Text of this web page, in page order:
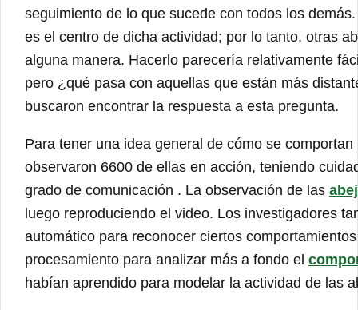
seguimiento de lo que sucede con todos los
es el centro de dicha actividad; por lo tanto, otras
alguna manera. Hacerlo parecería relativamente
pero ¿qué pasa con aquellas que están más
buscaron encontrar la respuesta a esta pregunta.
Para tener una idea general de cómo se
observaron 6600 de ellas en acción, teniendo
grado de comunicación . La observación de las
luego reproduciendo el video. Los investigadores
automático para reconocer ciertos
procesamiento para analizar más a fondo el
habían aprendido para modelar la actividad de las